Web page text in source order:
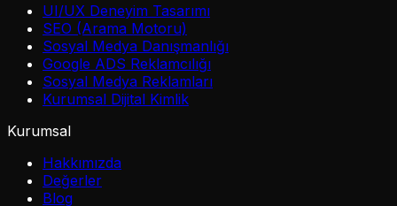
UI/UX Deneyim Tasarımı
SEO (Arama Motoru)
Sosyal Medya Danışmanlığı
Google ADS Reklamcılığı
Sosyal Medya Reklamları
Kurumsal Dijital Kimlik
Kurumsal
Hakkımızda
Değerler
Blog